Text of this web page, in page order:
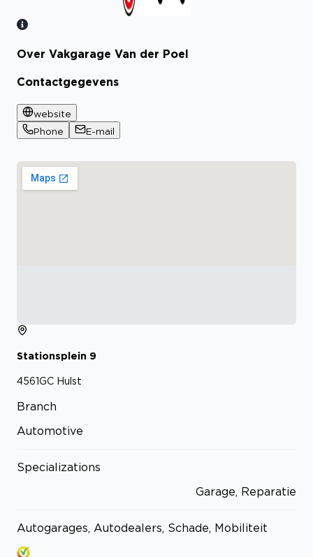
Bekijk certificaat
Over Vakgarage Van der Poel
Contactgegevens
website
Phone
E-mail
Stationsplein 9
4561GC Hulst
Branch
Automotive
Specializations
Garage, Reparatie
Autogarages, Autodealers, Schade, Mobiliteit